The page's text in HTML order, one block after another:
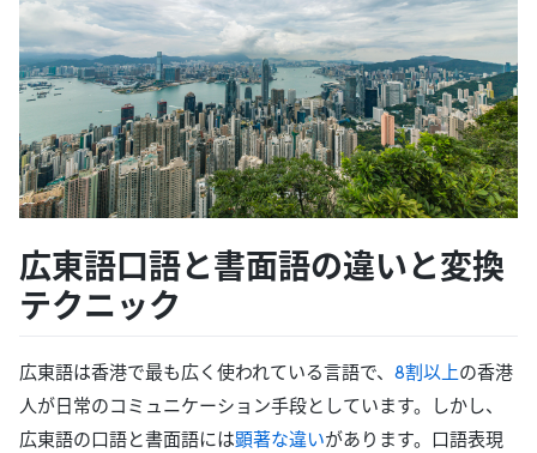
広東語口語と書面語の違いと変換
テクニック
広東語は香港で最も広く使われている言語で、 8割以上の香港
人が日常のコミュニケーション手段としています。しかし、
広東語の口語と書面語には顕著な違いがあります。口語表現